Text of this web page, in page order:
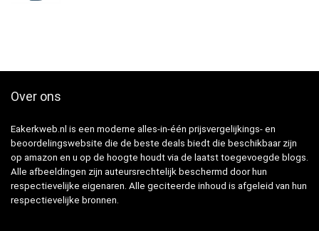
Over ons
Eakerkweb.nl is een moderne alles-in-één prijsvergelijkings- en
beoordelingswebsite die de beste deals biedt die beschikbaar zijn
op amazon en u op de hoogte houdt via de laatst toegevoegde blogs.
Alle afbeeldingen zijn auteursrechtelijk beschermd door hun
respectievelijke eigenaren. Alle geciteerde inhoud is afgeleid van hun
respectievelijke bronnen.